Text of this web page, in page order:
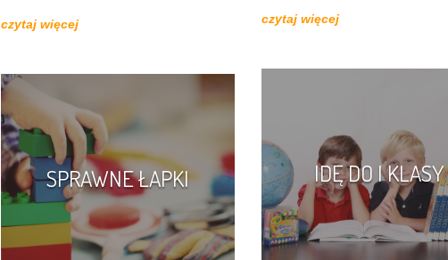
czytaj więcej
SPRAWNE ŁAPKI
czytaj więcej
IDĘ DO I KLASY